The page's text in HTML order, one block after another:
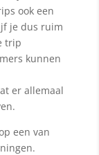
ook een
je dus ruim
trip
kunnen
er allemaal
een van